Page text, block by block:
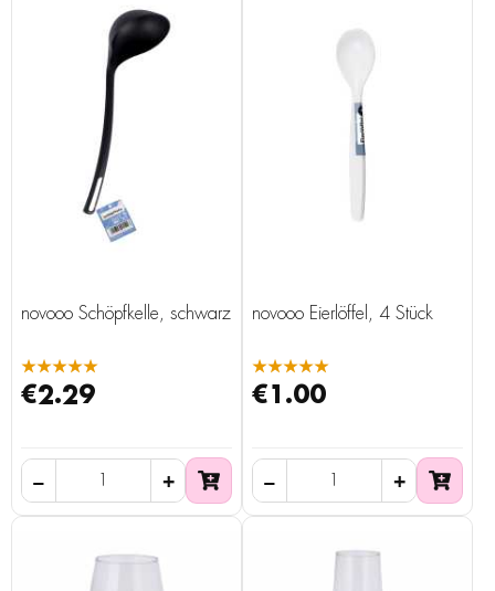
novooo Schöpfkelle, schwarz
★★★★★
€2.29
novooo Eierlöffel, 4 Stück
★★★★★
€1.00